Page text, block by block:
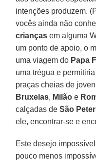
intenções produzem.
vocês ainda não
crianças em alguma
um ponto de apoio, o
uma viagem do Papa
uma trégua e
praças cheias de
Bruxelas, Milão e
calçadas deSão
ele, encontrar-se e
Este desejo
pouco menos